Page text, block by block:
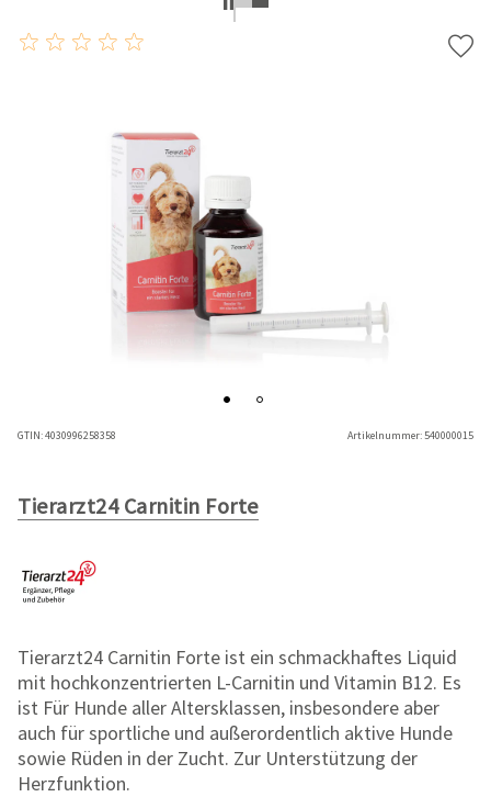
GTIN:4030996258358 Artikelnummer:540000015
Tierarzt24 Carnitin Forte
Tierarzt24 Carnitin Forte ist ein schmackhaftes Liquid
mit hochkonzentrierten L-Carnitin und Vitamin B12. Es
ist Für Hunde aller Altersklassen, insbesondere aber
auch für sportliche und außerordentlich aktive Hunde
sowie Rüden in der Zucht. Zur Unterstützung der
Herzfunktion.